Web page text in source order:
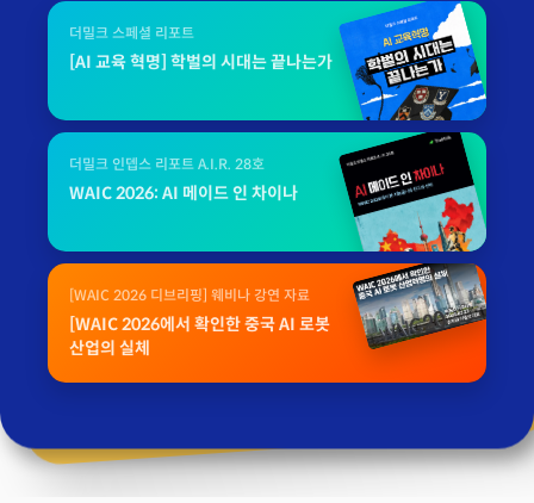
더밀크 스페셜 리포트
[AI 교육 혁명] 학벌의 시대는 끝나는가
더밀크 인뎁스 리포트 A.I.R. 28호
WAIC 2026: AI 메이드 인 차이나
[WAIC 2026 디브리핑] 웨비나 강연 자료
[WAIC 2026에서 확인한 중국 AI 로봇
산업의 실체